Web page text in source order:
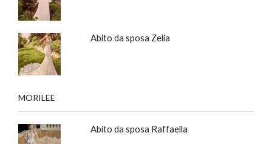
Abito da sposa Zelia
MORILEE
Abito da sposa Raffaella